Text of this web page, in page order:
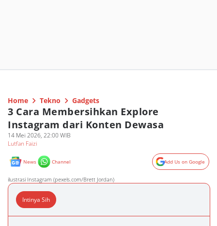
Home Tekno Gadgets
3 Cara Membersihkan Explore
Instagram dari Konten Dewasa
14 Mei 2026, 22:00 WIB
Lutfan Faizi
News Channel Add Us on Google
ilustrasi Instagram (pexels.com/Brett Jordan)
Intinya Sih